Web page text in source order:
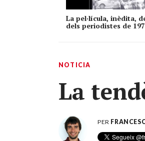
La pel·lícula, inèdita,
dels periodistes de
NOTICIA
La
PER